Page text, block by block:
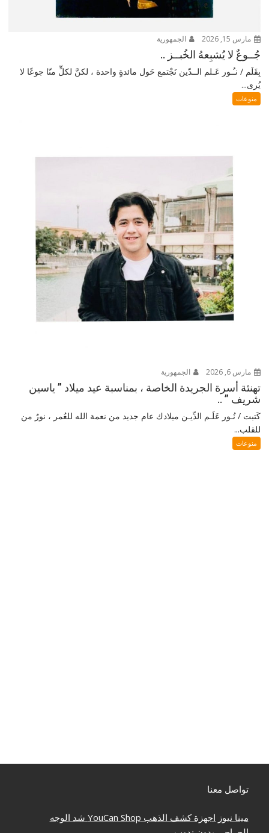
مارس 15, 2026 الجمهورية
جُــوعٌ لا يُشبِعهُ الخُبــز ..
بِقَلَم / نـُـور عَـلم الــدّين نَجْتمع حَول مائدةٍ واحدة ، لكنَّ لكلٍّ منّا جوعًا لا
يُرى...
منوعات
مارس 6, 2026 الجمهورية
تهنئة أسرة الجريدة الخاصة ، بمناسبة عيد ميلاد ” ياسين
شريف ” ..
كَتبت / نُـور عَلَـم الدِّيـن ميلادك عام جديد من نعمة الله للعُمر ، نورٌ من
للقلب...
منوعات
تواصل معنا
مينا نيوز اجهزة كشف الذهب YouCan Shop شد الوجه